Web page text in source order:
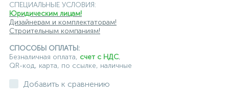
СПЕЦИАЛЬНЫЕ УСЛОВИЯ:
Юридическим лицам!
Дизайнерам и комплектаторам!
Строительным компаниям!
СПОСОБЫ ОПЛАТЫ:
Безналичная оплата, счет с НДС,
QR-код, карта, по ссылке, наличные
Добавить к сравнению